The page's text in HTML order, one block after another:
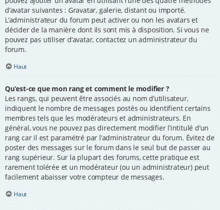
d’avatar suivantes : Gravatar, galerie, distant ou importé.
L’administrateur du forum peut activer ou non les avatars et
décider de la manière dont ils sont mis à disposition. Si vous ne
pouvez pas utiliser d’avatar, contactez un administrateur du
forum.
Haut
Qu’est-ce que mon rang et comment le modifier ?
Les rangs, qui peuvent être associés au nom d’utilisateur,
indiquent le nombre de messages postés ou identifient certains
membres tels que les modérateurs et administrateurs. En
général, vous ne pouvez pas directement modifier l’intitulé d’un
rang car il est paramétré par l’administrateur du forum. Évitez de
poster des messages sur le forum dans le seul but de passer au
rang supérieur. Sur la plupart des forums, cette pratique est
rarement tolérée et un modérateur (ou un administrateur) peut
facilement abaisser votre compteur de messages.
Haut